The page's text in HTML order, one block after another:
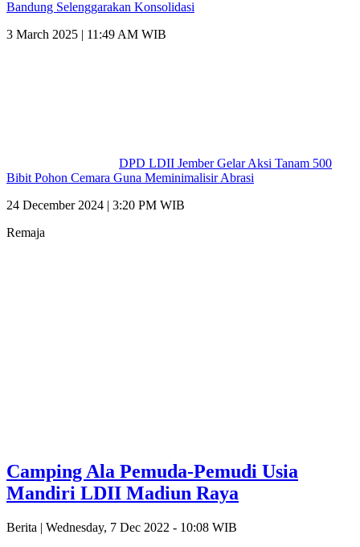
Bandung Selenggarakan Konsolidasi
3 March 2025 | 11:49 AM WIB
DPD LDII Jember Gelar Aksi Tanam 500
Bibit Pohon Cemara Guna Meminimalisir Abrasi
24 December 2024 | 3:20 PM WIB
Remaja
Camping Ala Pemuda-Pemudi Usia
Mandiri LDII Madiun Raya
Berita | Wednesday, 7 Dec 2022 - 10:08 WIB